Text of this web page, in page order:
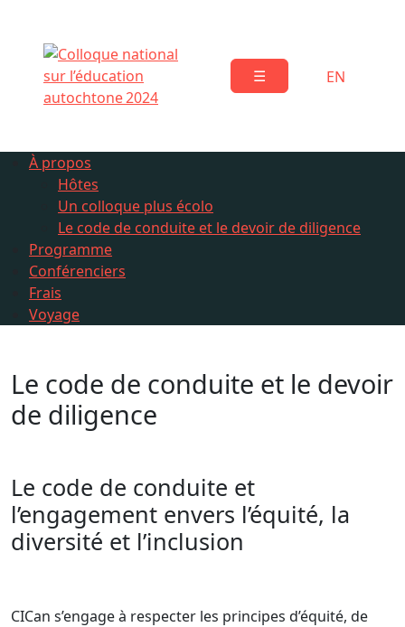
content
☰
EN
À propos
Hôtes
Un colloque plus écolo
Le code de conduite et le devoir de diligence
Programme
Conférenciers
Frais
Voyage
Le code de conduite et le devoir
de diligence
Le code de conduite et
l’engagement envers l’équité, la
diversité et l’inclusion
CICan s’engage à respecter les principes d’équité, de